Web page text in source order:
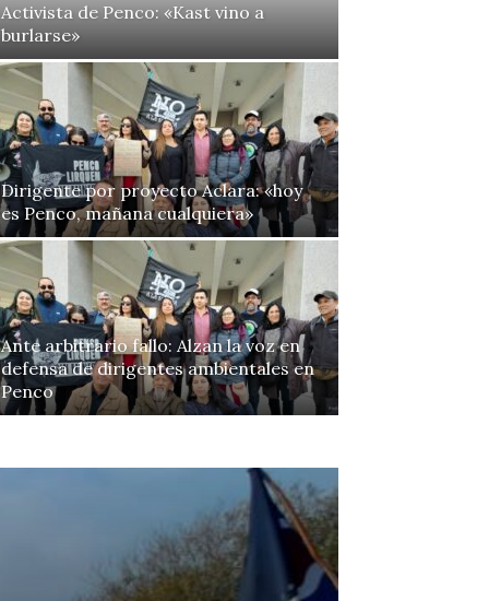
Activista de Penco: «Kast vino a
burlarse»
Dirigente por proyecto Aclara: «hoy
es Penco, mañana cualquiera»
Ante arbitrario fallo: Alzan la voz en
defensa de dirigentes ambientales en
Penco
Continue to the category